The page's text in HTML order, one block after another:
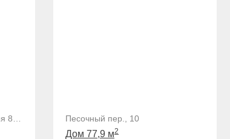
Песочный пер., 10
Дом 77,9 м2